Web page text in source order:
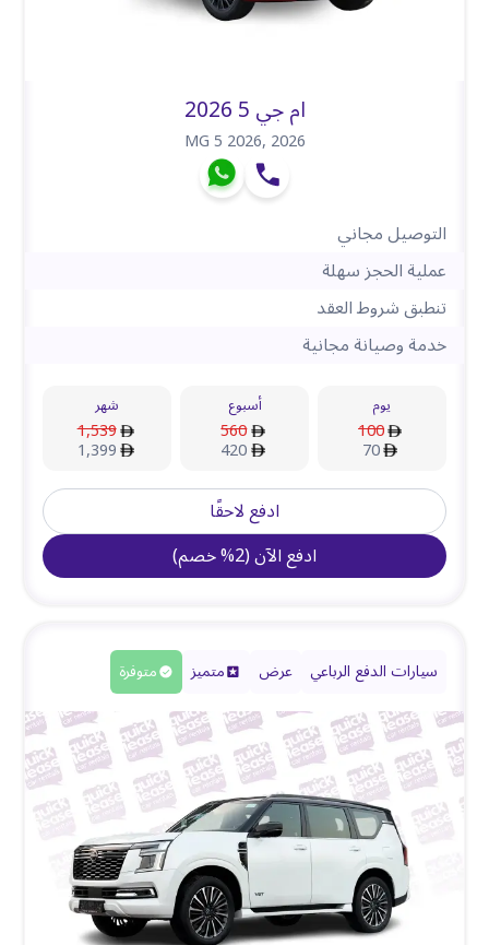
ام جي 5 2026
MG 5 2026,2026
التوصيل مجاني
عملية الحجز سهلة
تنطبق شروط العقد
خدمة وصيانة مجانية
يوم
100
70
أسبوع
560
420
شهر
1,539
1,399
ادفع لاحقًا
ادفع الآن(
2
%خصم)
سيارات الدفع الرباعي عرض متميز متوفرة